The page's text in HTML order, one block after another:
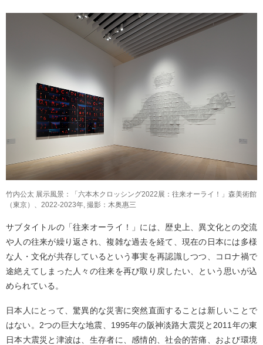
竹内公太 展示風景：「六本木クロッシング2022展：往来オーライ！」森美術館
（東京）、2022-2023年, 撮影：木奥惠三
サブタイトルの「往来オーライ！」には、歴史上、異文化との交流
や人の往来が繰り返され、複雑な過去を経て、現在の日本には多様
な人・文化が共存しているという事実を再認識しつつ、コロナ禍で
途絶えてしまった人々の往来を再び取り戻したい、という思いが込
められている。
日本人にとって、驚異的な災害に突然直面することは新しいことで
はない。2つの巨大な地震、1995年の阪神淡路大震災と2011年の東
日本大震災と津波は、生存者に、感情的、社会的苦痛、および環境